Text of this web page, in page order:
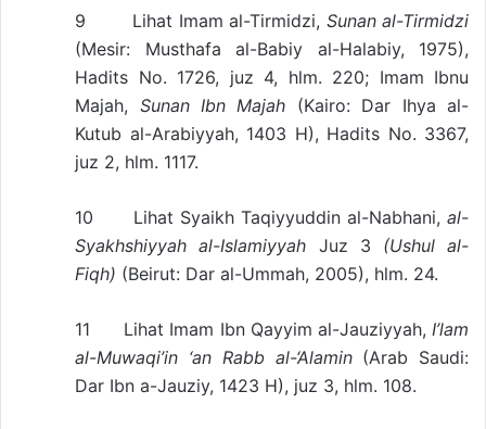
9 Lihat Imam al-Tirmidzi, Sunan al-Tirmidzi
(Mesir: Musthafa al-Babiy al-Halabiy, 1975),
Hadits No. 1726, juz 4, hlm. 220; Imam Ibnu
Majah, Sunan Ibn Majah (Kairo: Dar Ihya al-
Kutub al-Arabiyyah, 1403 H), Hadits No. 3367,
juz 2, hlm. 1117.
10 Lihat Syaikh Taqiyyuddin al-Nabhani, al-
Syakhshiyyah al-Islamiyyah Juz 3 (Ushul al-
Fiqh) (Beirut: Dar al-Ummah, 2005), hlm. 24.
11 Lihat Imam Ibn Qayyim al-Jauziyyah, I’lam
al-Muwaqi’in ‘an Rabb al-‘Alamin (Arab Saudi:
Dar Ibn a-Jauziy, 1423 H), juz 3, hlm. 108.